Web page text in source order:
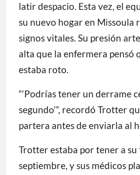
latir despacio. Esta vez, el
su nuevo hogar en Missoula
signos vitales. Su presión
alta que la enfermera pensó
estaba roto.
“‘Podrías tener un derrame
segundo’”, recordó Trotter
partera antes de enviarla al
Trotter estaba por tener a
septiembre, y sus médicos